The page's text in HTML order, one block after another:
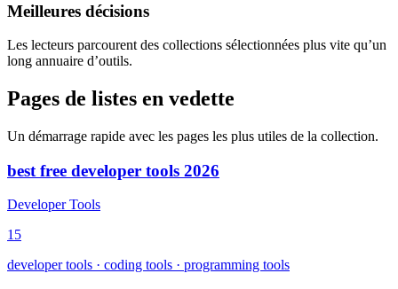
Meilleures décisions
Les lecteurs parcourent des collections sélectionnées plus vite qu’un
long annuaire d’outils.
Pages de listes en vedette
Un démarrage rapide avec les pages les plus utiles de la collection.
best free developer tools 2026
Developer Tools
15
developer tools · coding tools · programming tools